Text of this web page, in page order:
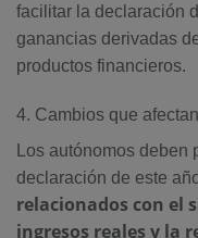
facilitar la declaración
ganancias derivadas
productos financieros.
4. Cambios que
Los autónomos
declaración de este
relacionados con el
ingresos reales y la